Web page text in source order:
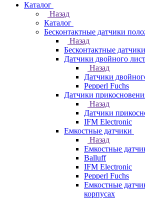
Каталог
Назад
Каталог
Бесконтактные датчики
Назад
Бесконтактные
Датчики двойного
Назад
Датчики
Pepperl Fuchs
Датчики
Назад
Датчики
IFM Electronic
Емкостные датчики
Назад
Емкостные
Balluff
IFM Electronic
Pepperl Fuchs
Емкостные
корпусах